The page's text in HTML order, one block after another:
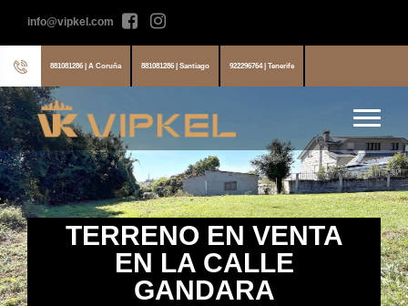
info@vipkel.com
881081286 | A Coruña 881081286 | Santiago 922296764 | Tenerife
TERRENO EN VENTA
EN LA CALLE
GANDARA